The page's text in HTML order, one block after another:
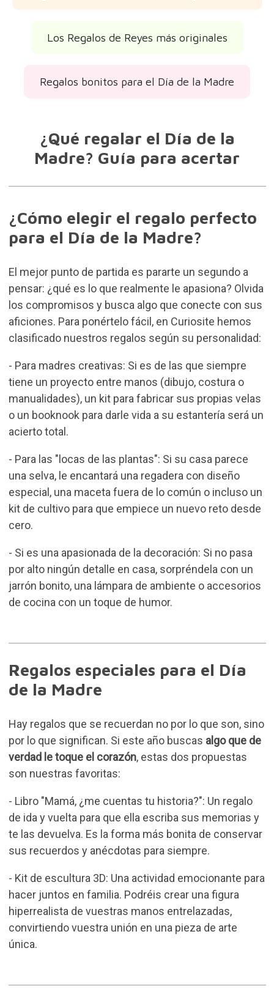
Los Regalos de Reyes más originales
Regalos bonitos para el Día de la Madre
¿Qué regalar el Día de la
Madre? Guía para acertar
¿Cómo elegir el regalo perfecto
para el Día de la Madre?
El mejor punto de partida es pararte un segundo a
pensar: ¿qué es lo que realmente le apasiona? Olvida
los compromisos y busca algo que conecte con sus
aficiones. Para ponértelo fácil, en Curiosite hemos
clasificado nuestros regalos según su personalidad:
- Para madres creativas: Si es de las que siempre
tiene un proyecto entre manos (dibujo, costura o
manualidades), un kit para fabricar sus propias velas
o un booknook para darle vida a su estantería será un
acierto total.
- Para las "locas de las plantas": Si su casa parece
una selva, le encantará una regadera con diseño
especial, una maceta fuera de lo común o incluso un
kit de cultivo para que empiece un nuevo reto desde
cero.
- Si es una apasionada de la decoración: Si no pasa
por alto ningún detalle en casa, sorpréndela con un
jarrón bonito, una lámpara de ambiente o accesorios
de cocina con un toque de humor.
Regalos especiales para el Día
de la Madre
Hay regalos que se recuerdan no por lo que son, sino
por lo que significan. Si este año buscas algo que de
verdad le toque el corazón, estas dos propuestas
son nuestras favoritas:
- Libro "Mamá, ¿me cuentas tu historia?": Un regalo
de ida y vuelta para que ella escriba sus memorias y
te las devuelva. Es la forma más bonita de conservar
sus recuerdos y anécdotas para siempre.
- Kit de escultura 3D: Una actividad emocionante para
hacer juntos en familia. Podréis crear una figura
hiperrealista de vuestras manos entrelazadas,
convirtiendo vuestra unión en una pieza de arte
única.